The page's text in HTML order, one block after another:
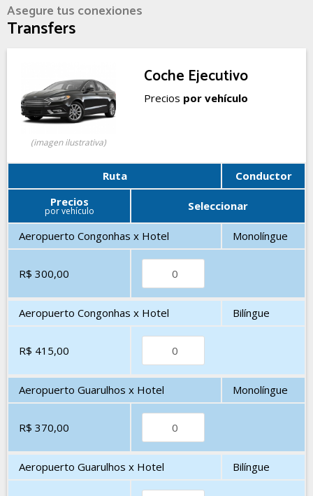
Asegure tus conexiones
Transfers
(imagen ilustrativa)
Coche Ejecutivo
Precios por vehículo
Ruta
Conductor
Precios
por vehículo Seleccionar
Aeropuerto Congonhas x Hotel Monolíngue
R$ 300,00
Aeropuerto Congonhas x Hotel Bilíngue
R$ 415,00
Aeropuerto Guarulhos x Hotel Monolíngue
R$ 370,00
Aeropuerto Guarulhos x Hotel Bilíngue